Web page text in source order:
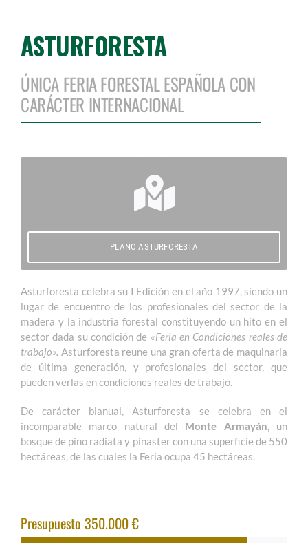
ASTURFORESTA
ÚNICA FERIA FORESTAL ESPAÑOLA CON
CARÁCTER INTERNACIONAL
PLANO ASTURFORESTA
Asturforesta celebra su I Edición en el año 1997, siendo un
lugar de encuentro de los profesionales del sector de la
madera y la industria forestal constituyendo un hito en el
sector dada su condición de «Feria en Condiciones reales de
trabajo». Asturforesta reune una gran oferta de maquinaria
de última generación, y profesionales del sector, que
pueden verlas en condiciones reales de trabajo.
De carácter bianual, Asturforesta se celebra en el
incomparable marco natural del Monte Armayán, un
bosque de pino radiata y pinaster con una superficie de 550
hectáreas, de las cuales la Feria ocupa 45 hectáreas.
Presupuesto 350.000 €